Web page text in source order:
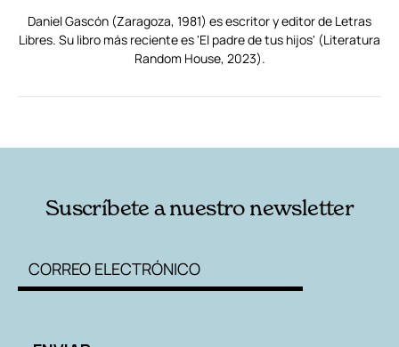
Daniel Gascón (Zaragoza, 1981) es escritor y editor de Letras
Libres. Su libro más reciente es 'El padre de tus hijos' (Literatura
Random House, 2023).
Suscríbete a nuestro newsletter